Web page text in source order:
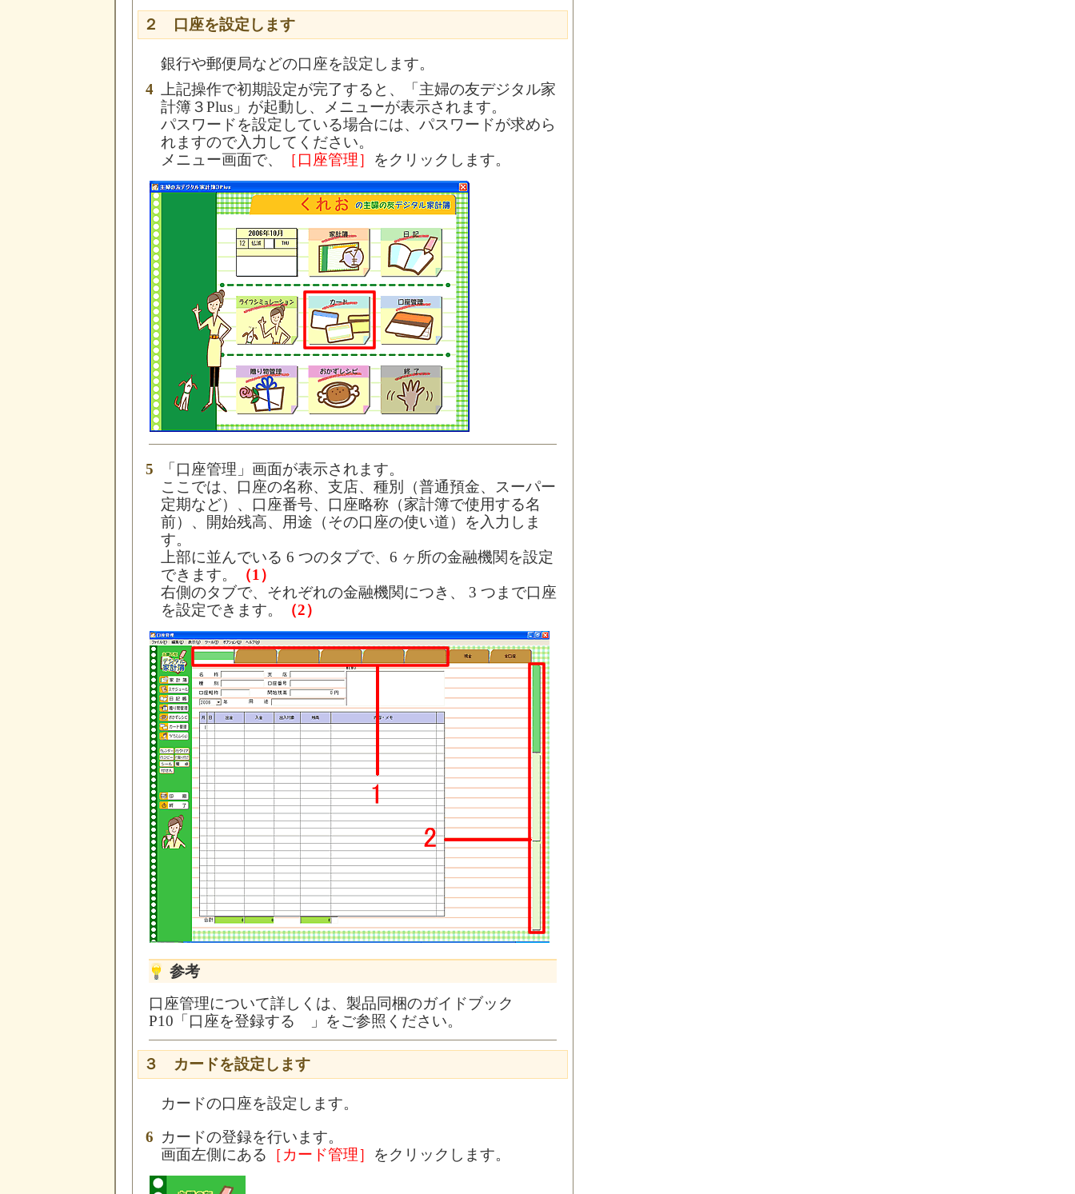
２ 口座を設定します
銀行や郵便局などの口座を設定します。
4
上記操作で初期設定が完了すると、「主婦の友デジタル家
計簿３Plus」が起動し、メニューが表示されます。
パスワードを設定している場合には、パスワードが求めら
れますので入力してください。
メニュー画面で、
［口座管理］ をクリックします。
5
「口座管理」画面が表示されます。
ここでは、口座の名称、支店、種別（普通預金、スーパー
定期など）、口座番号、口座略称（家計簿で使用する名
前）、開始残高、用途（その口座の使い道）を入力しま
す。
上部に並んでいる 6 つのタブで、6 ヶ所の金融機関を設定
できます。
（1）
右側のタブで、それぞれの金融機関につき、 3 つまで口座
を設定できます。
（2）
参考
口座管理について詳しくは、製品同梱のガイドブック
P10「口座を登録する 」をご参照ください。
３ カードを設定します
カードの口座を設定します。
6 カードの登録を行います。
画面左側にある ［カード管理］ をクリックします。